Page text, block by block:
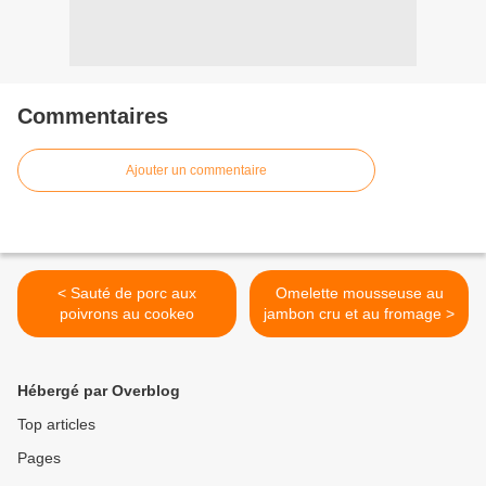
Commentaires
Ajouter un commentaire
< Sauté de porc aux
poivrons au cookeo
Omelette mousseuse au
jambon cru et au fromage >
Hébergé par Overblog
Top articles
Pages